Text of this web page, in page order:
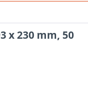
x 230 mm, 50